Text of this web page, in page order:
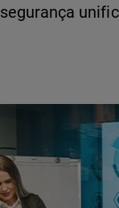
segurança